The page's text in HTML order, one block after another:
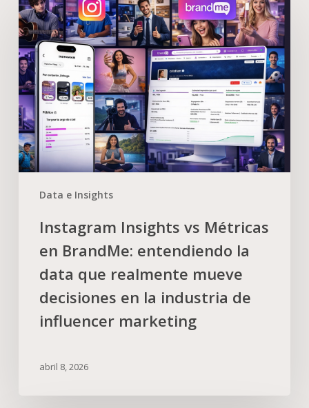
Data e Insights
Instagram Insights vs Métricas
en BrandMe: entendiendo la
data que realmente mueve
decisiones en la industria de
influencer marketing
abril 8, 2026